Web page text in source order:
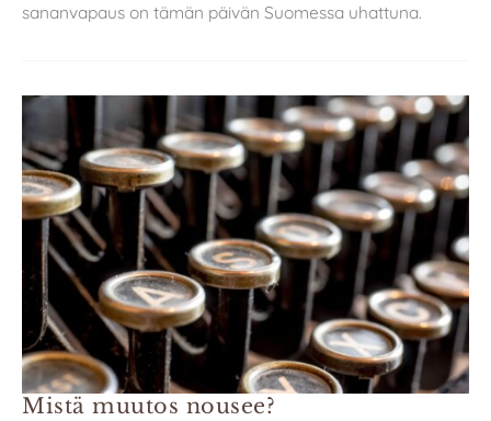
sananvapaus on tämän päivän Suomessa uhattuna.
Mistä muutos nousee?